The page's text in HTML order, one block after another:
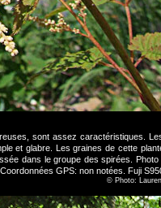
sont assez caractéristiques.
et glabre. Les graines de cette
dans le groupe des spirées. Photo
GPS: non notées. Fuji
© Photo: